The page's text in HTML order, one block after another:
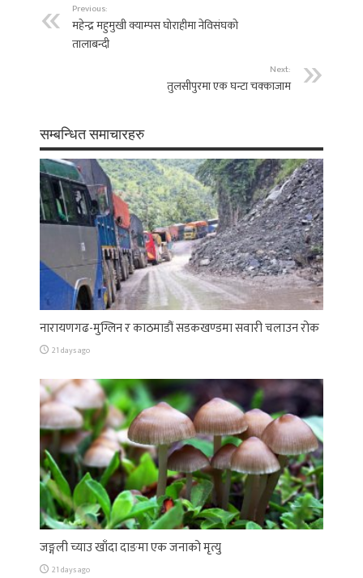
Previous:
महेन्द्र महुमुखी क्याम्पस घोराहीमा नेविसंघको
तालाबन्दी
Next:
तुलसीपुरमा एक घन्टा चक्काजाम
सम्बन्धित समाचारहरु
नारायणगढ-मुग्लिन र काठमाडौं सडकखण्डमा सवारी चलाउन रोक
21 days ago
जङ्गली च्याउ खाँदा दाङमा एक जनाको मृत्यु
21 days ago